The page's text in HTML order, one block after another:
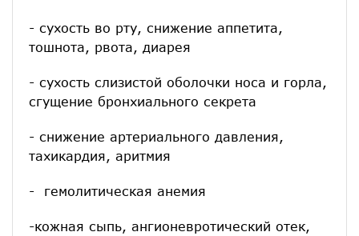
- сухость во рту, снижение аппетита,
тошнота, рвота, диарея
- сухость слизистой оболочки носа и горла,
сгущение бронхиального секрета
- снижение артериального давления,
тахикардия, аритмия
- гемолитическая анемия
-кожная сыпь, ангионевротический отек,